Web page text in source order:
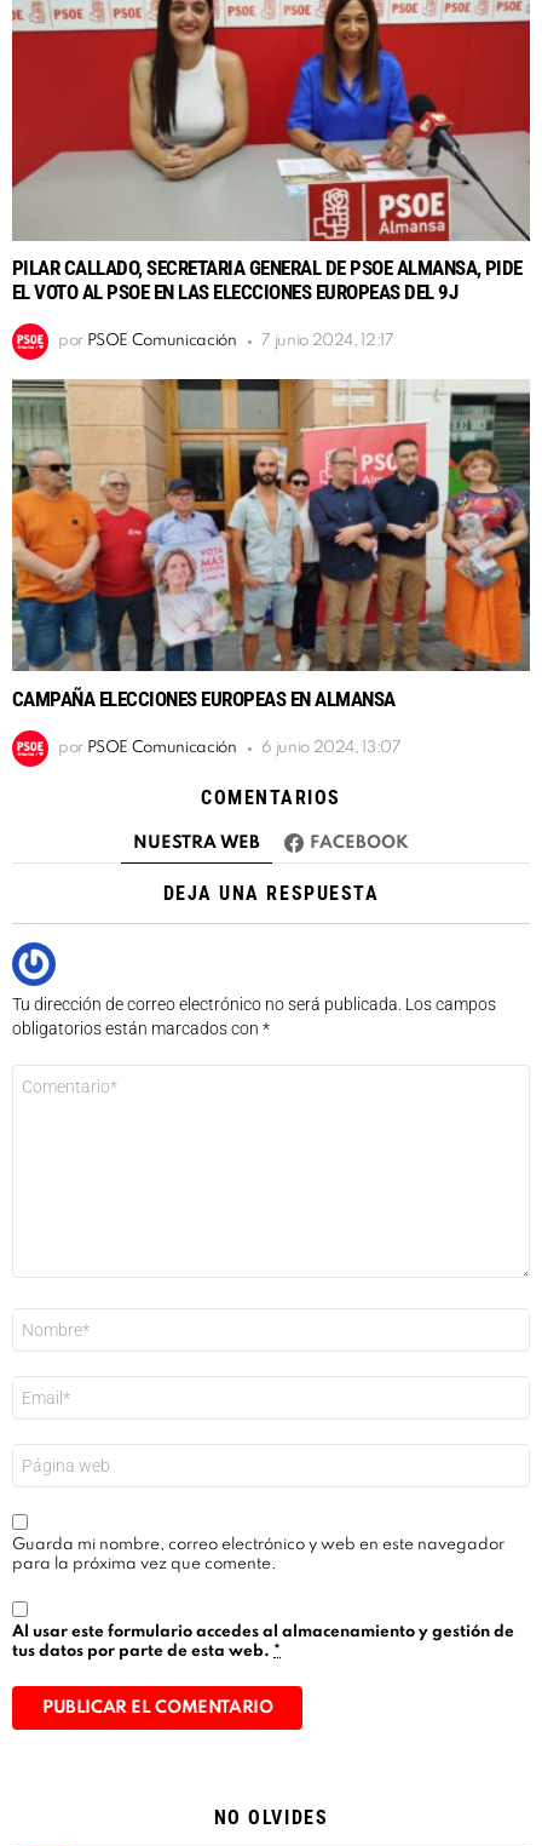
PILAR CALLADO, SECRETARIA GENERAL DE PSOE ALMANSA, PIDE
EL VOTO AL PSOE EN LAS ELECCIONES EUROPEAS DEL 9J
por PSOE Comunicación 7 junio 2024, 12:17
CAMPAÑA ELECCIONES EUROPEAS EN ALMANSA
por PSOE Comunicación 6 junio 2024, 13:07
COMENTARIOS
NUESTRA WEB FACEBOOK
DEJA UNA RESPUESTA
Tu dirección de correo electrónico no será publicada. Los campos
obligatorios están marcados con *
electrónico
*
Guarda mi nombre, correo electrónico y web en este navegador
para la próxima vez que comente.
Al usar este formulario accedes al almacenamiento y gestión de
tus datos por parte de esta web. *
NO OLVIDES